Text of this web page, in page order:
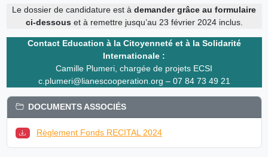
Le dossier de candidature est à demander grâce au formulaire
ci-dessouset à remettre jusqu’au 23 février 2024 inclus.
Contact Education à la Citoyenneté et à la Solidarité
Internationale :
Camille Plumeri, chargée de projets ECSI
c.plumeri@lianescooperation.org – 07 84 73 49 21
DOCUMENTS ASSOCIÉS
Règlement Fonds RECITAL 2024